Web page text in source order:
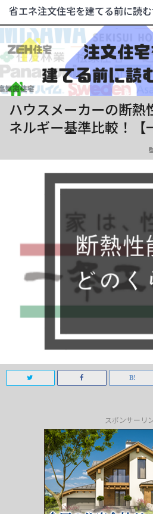
省エネ注文住宅を建てる前に読
ハウスメーカーの断熱
ネルギー基準比較！【
スポンサーリ